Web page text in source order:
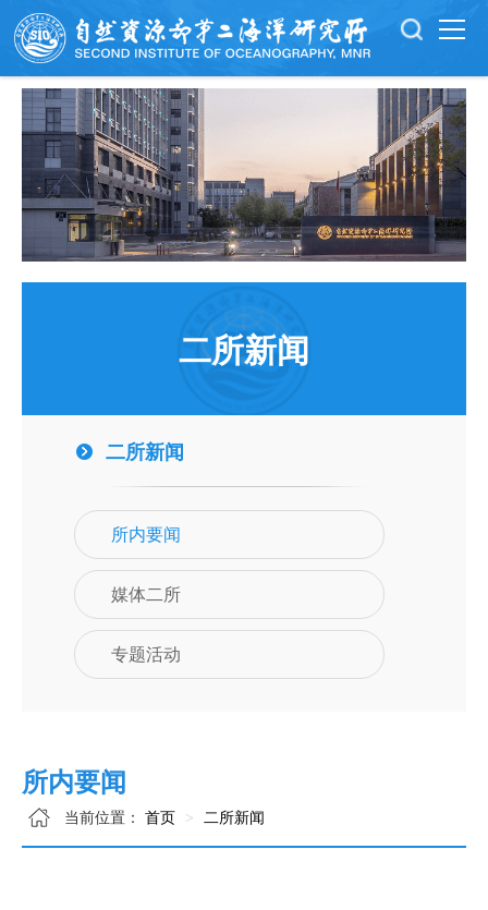
二所新闻
二所新闻
所内要闻
媒体二所
专题活动
所内要闻
当前位置： 首页 二所新闻